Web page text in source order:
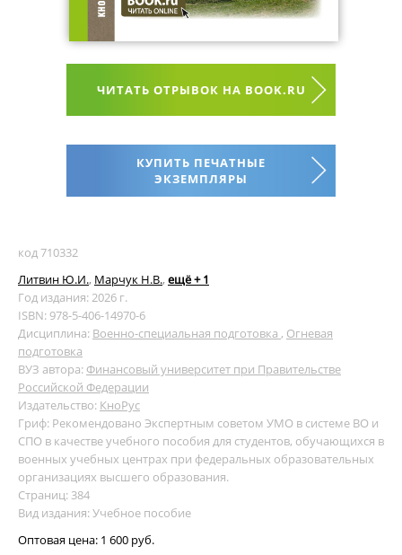
ЧИТАТЬ ОТРЫВОК НА BOOK.RU
КУПИТЬ ПЕЧАТНЫЕ
ЭКЗЕМПЛЯРЫ
код 710332
Литвин Ю.И., Марчук Н.В., ещё + 1
Год издания: 2026 г.
ISBN: 978-5-406-14970-6
Дисциплина: Военно-специальная подготовка , Огневая
подготовка
ВУЗ автора: Финансовый университет при Правительстве
Российской Федерации
Издательство: КноРус
Гриф: Рекомендовано Экспертным советом УМО в системе ВО и
СПО в качестве учебного пособия для студентов, обучающихся в
военных учебных центрах при федеральных образовательных
организациях высшего образования.
Страниц: 384
Вид издания: Учебное пособие
Оптовая цена: 1 600 руб.